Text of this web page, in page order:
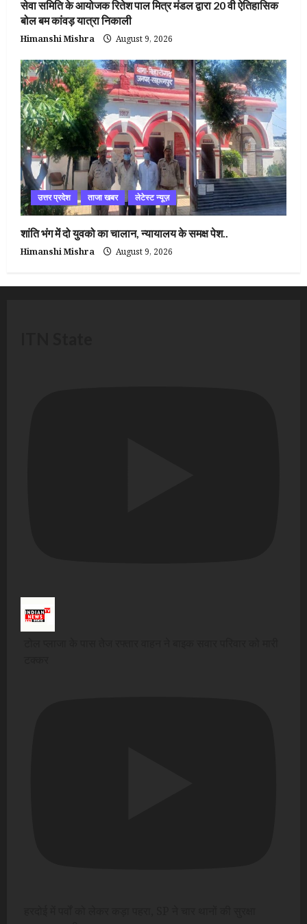
सेवा समिति के आयोजक रितेश पाल मित्र मंडल द्वारा 20 वी ऐतिहासिक
बोल बम कांवड़ यात्रा निकाली
Himanshi Mishra August 9, 2026
उत्तर प्रदेश ताजा खबर लेटेस्ट न्यूज़
शांति भंग में दो युवको का चालान, न्यायालय के समक्ष पेश..
Himanshi Mishra August 9, 2026